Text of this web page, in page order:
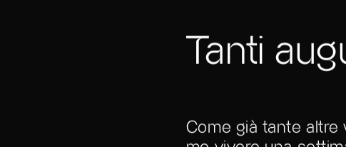
Tanti
Come già tante altre